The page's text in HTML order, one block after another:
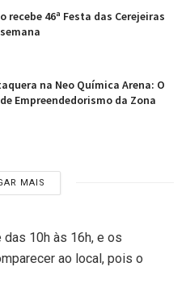
recebe 46ª Festa das Cerejeiras
na Neo Química Arena: O
Empreendedorismo da Zona
MAIS
10h às 16h, e os
ao local, pois o